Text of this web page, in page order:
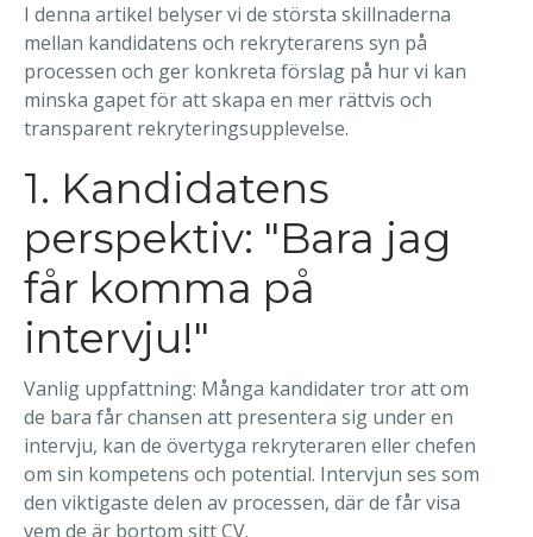
I denna artikel belyser vi de största skillnaderna
mellan kandidatens och rekryterarens syn på
processen och ger konkreta förslag på hur vi kan
minska gapet för att skapa en mer rättvis och
transparent rekryteringsupplevelse.
1. Kandidatens
perspektiv: "Bara jag
får komma på
intervju!"
Vanlig uppfattning: Många kandidater tror att om
de bara får chansen att presentera sig under en
intervju, kan de övertyga rekryteraren eller chefen
om sin kompetens och potential. Intervjun ses som
den viktigaste delen av processen, där de får visa
vem de är bortom sitt CV.